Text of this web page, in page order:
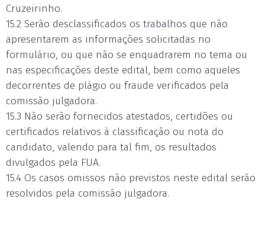
Cruzeirinho.
15.2 Serão desclassificados os trabalhos que não
apresentarem as informações solicitadas no
formulário, ou que não se enquadrarem no tema ou
nas especificações deste edital, bem como aqueles
decorrentes de plágio ou fraude verificados pela
comissão julgadora.
15.3 Não serão fornecidos atestados, certidões ou
certificados relativos à classificação ou nota do
candidato, valendo para tal fim, os resultados
divulgados pela FUA.
15.4 Os casos omissos não previstos neste edital serão
resolvidos pela comissão julgadora.